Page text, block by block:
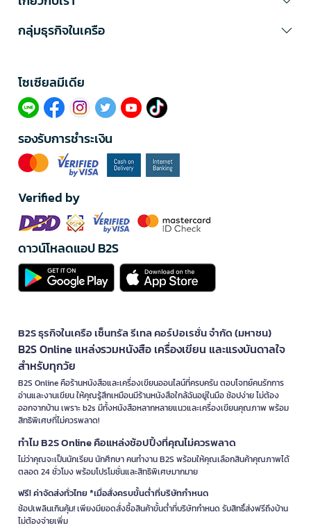
กลุ่มธุรกิจในเครือ
โซเซียลมีเดีย​
รองรับการชำระเงิน
Verified by
ดาวน์โหลดแอป B2S
B2S ธุรกิจในเครือ เซ็นทรัล รีเทล คอร์ปอเรชั่น จำกัด (มหาชน)
B2S Online แหล่งรวมหนังสือ เครื่องเขียน และแรงบันดาลใจ
สำหรับทุกวัย
B2S Online คือร้านหนังสือและเครื่องเขียนออนไลน์ที่ครบครัน ตอบโจทย์คนรักการ
อ่านและงานเขียน ให้คุณรู้สึกเหมือนมีร้านหนังสือใกล้ฉันอยู่ในมือ ช้อปง่าย ไม่ต้อง
ออกจากบ้าน เพราะ b2s มีทั้งหนังสือหลากหลายแนวและเครื่องเขียนคุณภาพ พร้อม
สิทธิพิเศษที่ไม่ควรพลาด!
ทำไม B2S Online คือแหล่งช้อปปิ้งที่คุณไม่ควรพลาด
ไม่ว่าคุณจะเป็นนักเรียน นักศึกษา คนทำงาน B2S พร้อมให้คุณเลือกสินค้าคุณภาพได้
ตลอด 24 ชั่วโมง พร้อมโปรโมชั่นและสิทธิพิเศษมากมาย
ฟรี! ค่าจัดส่งทั่วไทย *เมื่อสั่งครบขั้นต่ำที่บริษัทกำหนด
ช้อปเพลินเกินคุ้ม! เพียงมียอดสั่งซื้อสินค้าขั้นต่ำที่บริษัทกำหนด รับสิทธิ์ส่งฟรีถึงบ้าน
ไม่ต้องจ่ายเพิ่ม